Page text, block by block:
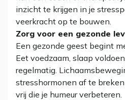
inzicht te krijgen in je
veerkracht op te bouwen.
Zorg voor een gezonde
Een gezonde geest begint
Eet voedzaam, slaap
regelmatig.
stresshormonen af te
vrij die je humeur verbeteren.